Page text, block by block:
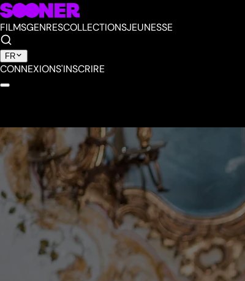
FILMSGENRESCOLLECTIONSJEUNESSE
FR
CONNEXIONS'INSCRIRE